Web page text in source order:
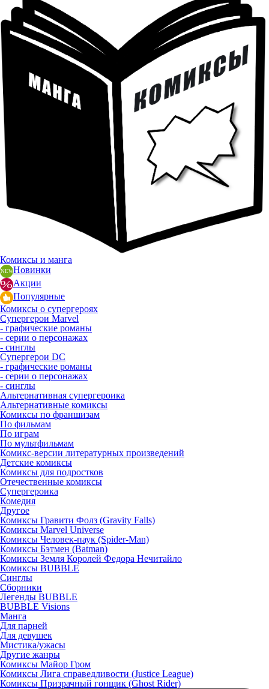
Комиксы и манга
Новинки
Акции
Популярные
Комиксы о супергероях
Супергерои Marvel
- графические романы
- серии о персонажах
- синглы
Супергерои DC
- графические романы
- серии о персонажах
- синглы
Альтернативная супергероика
Альтернативные комиксы
Комиксы по франшизам
По фильмам
По играм
По мультфильмам
Комикс-версии литературных произведений
Детские комиксы
Комиксы для подростков
Отечественные комиксы
Супергероика
Комедия
Другое
Комиксы Гравити Фолз (Gravity Falls)
Комиксы Marvel Universe
Комиксы Человек-паук (Spider-Man)
Комиксы Бэтмен (Batman)
Комиксы Земля Королей Федора Нечитайло
Комиксы BUBBLE
Синглы
Сборники
Легенды BUBBLE
BUBBLE Visions
Манга
Для парней
Для девушек
Мистика/ужасы
Другие жанры
Комиксы Майор Гром
Комиксы Лига справедливости (Justice League)
Комиксы Призрачный гонщик (Ghost Rider)